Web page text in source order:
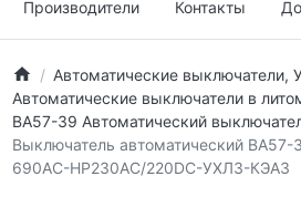
Производители Контакты
Автоматические выключатели,
Автоматические выключатели в
ВА57-39 Автоматический
Выключатель автоматический
690AC-НР230AC/220DC-УХЛ3-КЭАЗ